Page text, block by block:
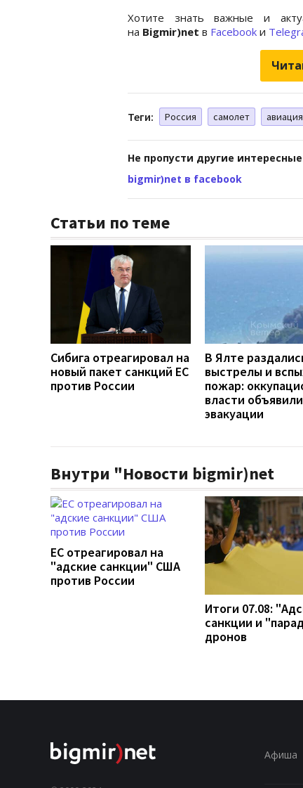
Хотите знать важные и
на Bigmir)net в Facebook и
Теги: Россия самолет авиация
Не пропусти другие
bigmir)net в facebook
Статьи по теме
Сибига отреагировал на
новый пакет санкций ЕС
против России
В Ялте
выстрелы и
пожар:
власти
эвакуации
Внутри "Новости bigmir)net
ЕС отреагировал на
"адские санкции" США
против России
Итоги 07.08:
санкции и
дронов
Афиша